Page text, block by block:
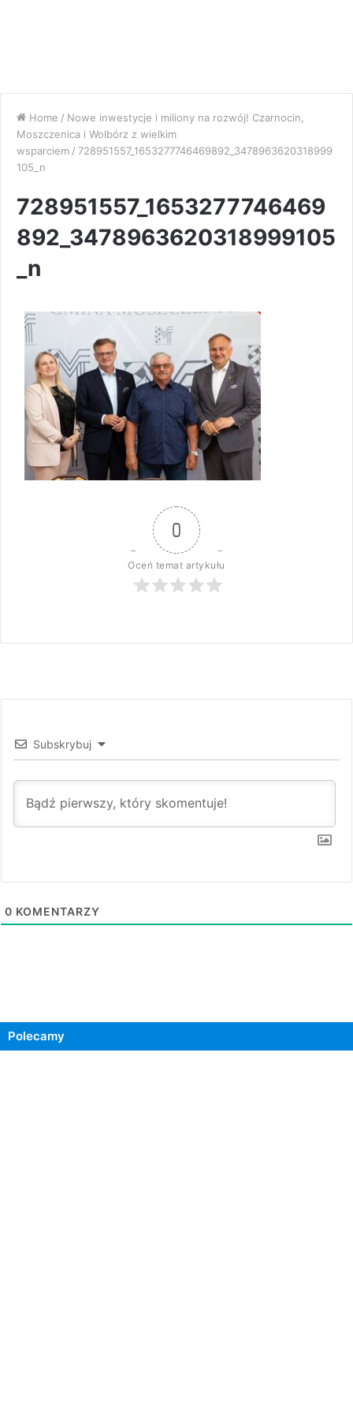
Home / Nowe inwestycje i miliony na rozwój! Czarnocin,
Moszczenica i Wolbórz z wielkim
wsparciem / 728951557_1653277746469892_3478963620318999
105_n
728951557_1653277746469
892_3478963620318999105
_n
0
Oceń temat artykułu
Subskrybuj
0 KOMENTARZY
Polecamy